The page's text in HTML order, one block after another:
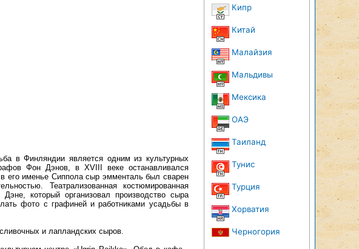
в Финляндии является одним из культурных
Фон Дэнов, в XVIII веке останавливался
его именье Сиппола сыр эмменталь был сварен
Театрализованная костюмированная
который организовал производство сыра
фото с графиней и работниками усадьбы в
и лапландских сыров.
Кипр
Китай
Малайзия
Мальдивы
Мексика
ОАЭ
Таиланд
Тунис
Турция
Хорватия
Черногория